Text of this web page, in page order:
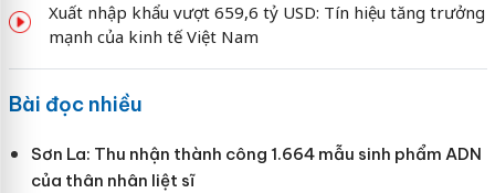
Xuất nhập khẩu vượt 659,6 tỷ USD: Tín hiệu tăng trưởng
mạnh của kinh tế Việt Nam
Bài đọc nhiều
Sơn La: Thu nhận thành công 1.664 mẫu sinh phẩm ADN
của thân nhân liệt sĩ